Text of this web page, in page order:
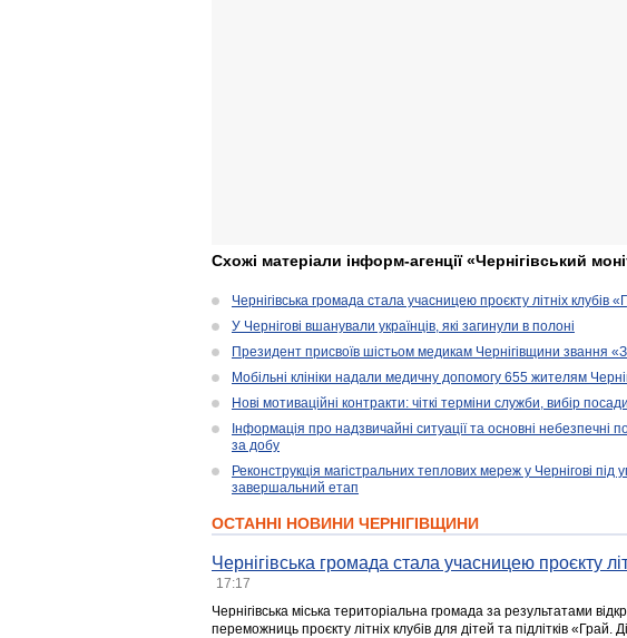
Схожі матеріали інформ-агенції «Чернігівський
Чернігівська громада стала учасницею проєкту літніх клубів
У Чернігові вшанували українців, які загинули в полоні
Президент присвоїв шістьом медикам Чернігівщини звання
Мобільні клініки надали медичну допомогу 655 жителям
Нові мотиваційні контракти: чіткі терміни служби, вибір
Інформація про надзвичайні ситуації та основні небезпечні
за добу
Реконструкція магістральних теплових мереж у Чернігові
завершальний етап
ОСТАННІ НОВИНИ ЧЕРНІГІВЩИНИ
Чернігівська громада стала учасницею проєкту
17:17
Чернігівська міська територіальна громада за результатами
переможниць проєкту літніх клубів для дітей та підлітків «Грай.